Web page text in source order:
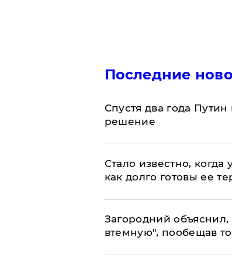
Последние
Спустя два года
решение
Стало известно,
как долго готовы ее
Загородний объяснил,
втемную", пообещав